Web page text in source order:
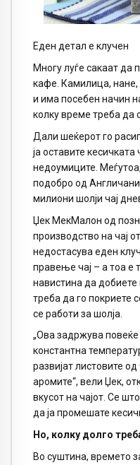
Еден детал е клучен
Многу луѓе сакаат да
кафе. Камилица, нане,
и има посебен начин
колку време треба да
Дали шеќерот го
ја оставите
недоумиците.
подобро од
милиони шолји чај
Џек МекМалон од
производство на чај
недостасува еден
правење чај – а тоа е
навистина да добиете
треба да го покриете
се работи за шолја.
„Ова задржува
константна
развијат листовите
аромите“, вели Џек,
вкусот на чајот. Се
да ја промешате
Но, колку долго
Во суштина, времето